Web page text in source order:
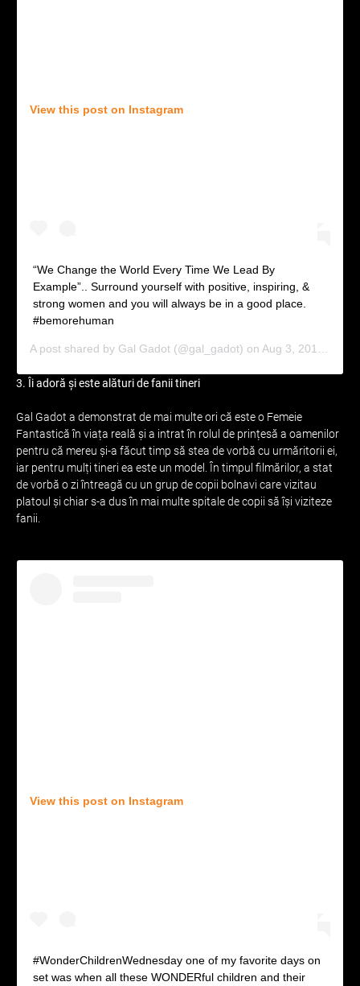
View this post on Instagram
“We Change the World Every Time We Lead By
Example”.. Surround yourself with positive, inspiring, &
strong women and you will always be in a good place.
#bemorehuman
A post shared by Gal Gadot (@gal_gadot) on Aug 3, 2018 at 5:58am PDT
3. Îi adoră și este alături de fanii tineri
Gal Gadot a demonstrat de mai multe ori că este o Femeie
Fantastică în viața reală și a intrat în rolul de prințesă a oamenilor
pentru că mereu și-a făcut timp să stea de vorbă cu urmăritorii ei,
iar pentru mulți tineri ea este un model. În timpul filmărilor, a stat
de vorbă o zi întreagă cu un grup de copii bolnavi care vizitau
platoul și chiar s-a dus în mai multe spitale de copii să își viziteze
fanii.
View this post on Instagram
#WonderChildrenWednesday one of my favorite days on
set was when all these WONDERful children and their